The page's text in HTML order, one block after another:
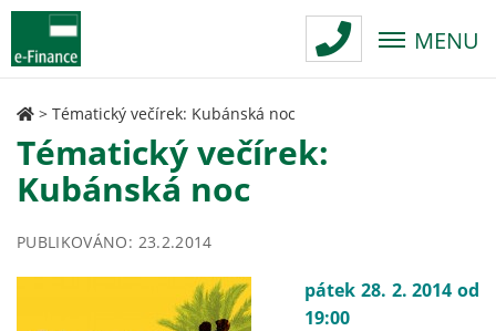
MENU
> Tématický večírek: Kubánská noc
Tématický večírek:
Kubánská noc
PUBLIKOVÁNO: 23.2.2014
pátek 28. 2. 2014 od
19:00